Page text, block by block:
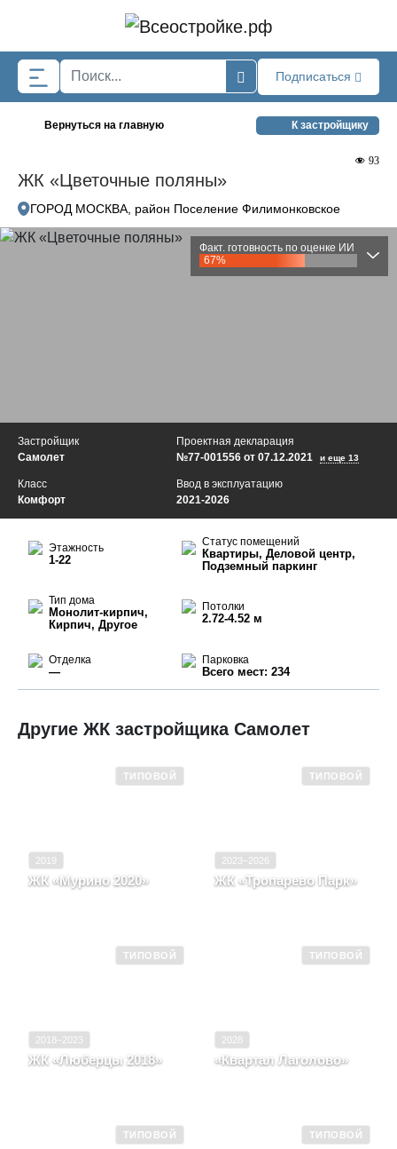
Подписаться
Вернуться на главную К застройщику
ЖК «Цветочные поляны»
93
ГОРОД МОСКВА, район Поселение Филимонковское
Факт. готовность по оценке ИИ
67%
Застройщик
Самолет
Проектная декларация
№77-001556 от 07.12.2021
и еще 13
Ввод в эксплуатацию
2021-2026
Класс
Комфорт
Этажность
1-22
Статус помещений
Квартиры, Деловой центр,
Подземный паркинг
Тип дома
Монолит-кирпич,
Кирпич, Другое
Потолки
2.72-4.52 м
Отделка
—
Парковка
Всего мест: 234
Другие ЖК застройщика Самолет
ТИПОВОЙ
2019
ЖК «Мурино 2020»
ТИПОВОЙ
2023–2026
ЖК «Тропарево Парк»
ТИПОВОЙ
2018–2023
ЖК «Люберцы 2018»
ТИПОВОЙ
2028
«Квартал Лаголово»
ТИПОВОЙ ТИПОВОЙ